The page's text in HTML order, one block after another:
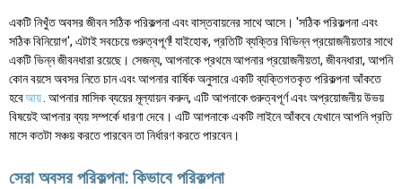
একটি নিখুঁত অবসর জীবন সঠিক পরিকল্পনা এবং বাস্তবায়নের সাথে আসে। 'সঠিক পরিকল্পনা এবং
সঠিক বিনিয়োগ', এটাই সবচেয়ে গুরুত্বপূর্ণ! যাইহোক, প্রতিটি ব্যক্তির বিভিন্ন প্রয়োজনীয়তার সাথে
একটি ভিন্ন জীবনধারা রয়েছে। সেজন্য, আপনাকে প্রথমে আপনার প্রয়োজনীয়তা, জীবনধারা, আপনি
কোন বয়সে অবসর নিতে চান এবং আপনার বার্ষিক অনুসারে একটি ব্যক্তিগতকৃত পরিকল্পনা আঁকতে
হবেআয় . আপনার মাসিক ব্যয়ের মূল্যায়ন করুন, এটি আপনাকে গুরুত্বপূর্ণ এবং অপ্রয়োজনীয় উভয়
বিষয়েই আপনার ব্যয় সম্পর্কে ধারণা দেবে। এটি আপনাকে একটি লাইনে আঁকবে যেখানে আপনি প্রতি
মাসে কতটা সঞ্চয় করতে পারবেন তা নির্ধারণ করতে পারবেন।
সেরা অবসর পরিকল্পনা: কিভাবে পরিকল্পনা